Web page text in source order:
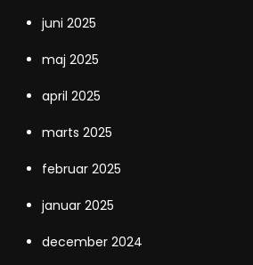
juni 2025
maj 2025
april 2025
marts 2025
februar 2025
januar 2025
december 2024